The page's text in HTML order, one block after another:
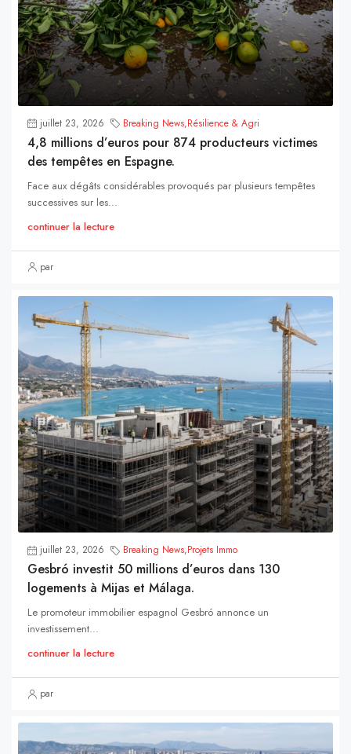
juillet 23, 2026 Breaking News,Résilience & Agri
4,8 millions d’euros pour 874 producteurs victimes
des tempêtes en Espagne.
Face aux dégâts considérables provoqués par plusieurs tempêtes
successives sur les...
continuer la lecture
par
juillet 23, 2026 Breaking News,Projets Immo
Gesbró investit 50 millions d’euros dans 130
logements à Mijas et Málaga.
Le promoteur immobilier espagnol Gesbró annonce un
investissement...
continuer la lecture
par